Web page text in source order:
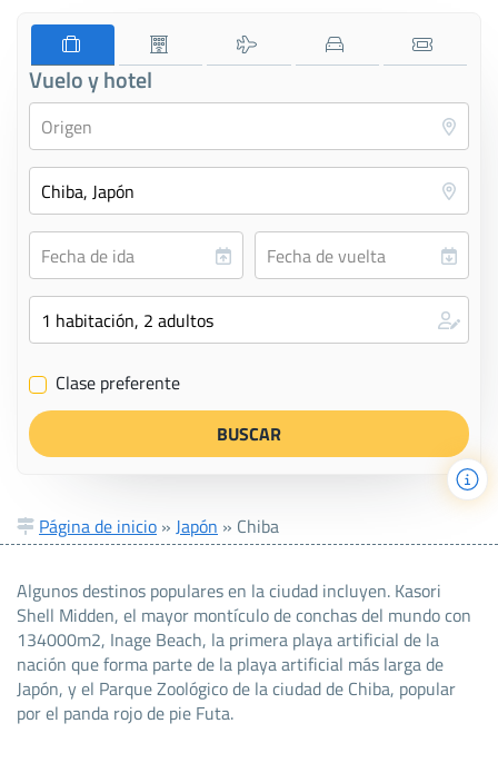
Vuelo y hotel
✔ Clase preferente
Página de inicio » Japón » Chiba
Algunos destinos populares en la ciudad incluyen. Kasori
Shell Midden, el mayor montículo de conchas del mundo con
134000m2, Inage Beach, la primera playa artificial de la
nación que forma parte de la playa artificial más larga de
Japón, y el Parque Zoológico de la ciudad de Chiba, popular
por el panda rojo de pie Futa.